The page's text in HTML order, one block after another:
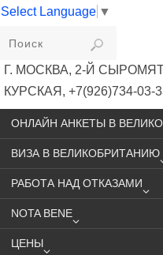
Select Language ▼
VIKIVISA
Г. МОСКВА, 2-Й
КУРСКАЯ, +7(926)734-03-
VISA@VIKIVISA.RU
ОНЛАЙН АНКЕТЫ В
ВИЗА В ВЕЛИКОБРИТАНИЮ
РАБОТА НАД ОТКАЗАМИ
NOTA BENE
ЦЕНЫ